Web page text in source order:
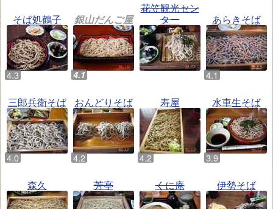
そば処鶴子 銀山だんご屋
花笠観光セン
ター
あらきそば
三郎兵衛そば おんどりそば 寿屋 水車生そば
森久 芳亭 くに庵 伊勢そば